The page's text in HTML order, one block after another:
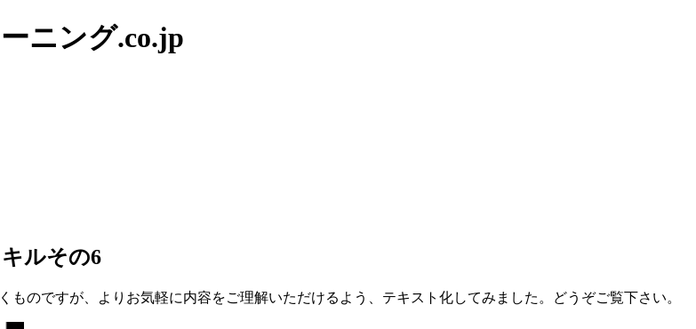
ニング.co.jp
ルその6
ものですが、よりお気軽に内容をご理解いただけるよう、テキスト化してみました。どうぞご覧下さい。